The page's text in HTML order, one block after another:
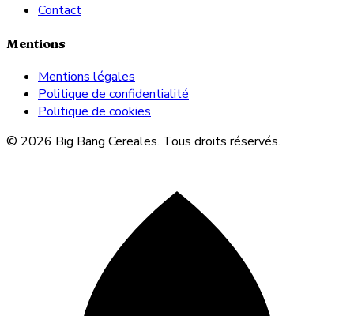
Contact
Mentions
Mentions légales
Politique de confidentialité
Politique de cookies
© 2026 Big Bang Cereales. Tous droits réservés.